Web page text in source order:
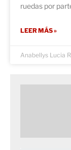
ruedas por
LEER MÁS »
Anabellys Lucia